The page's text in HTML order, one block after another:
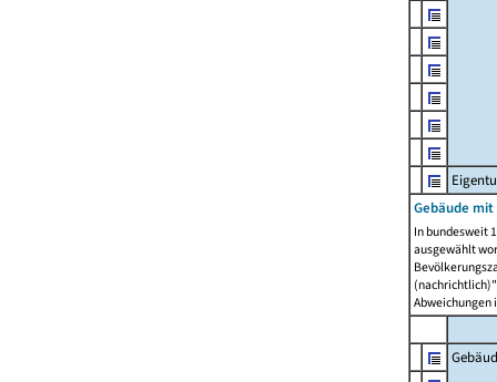
Gebäude
In bundesweit
ausgewählt
Abweichungen